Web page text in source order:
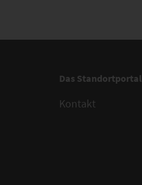
Das Standortportal
Kontakt